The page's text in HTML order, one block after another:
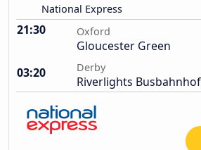
National Express
21:30 Oxford
Gloucester Green
03:20
Derby
Riverlights Busbahnhof